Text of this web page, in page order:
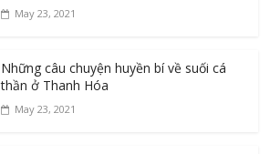
May 23, 2021
Những câu chuyện huyền bí về suối cá
thần ở Thanh Hóa
May 23, 2021